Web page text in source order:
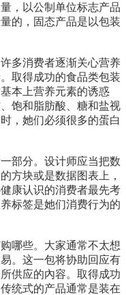
，以公制单位标志产品
的，固态产品是以包装
多消费者逐渐关心营养
取得成功的食品类包装
本上营养元素的诱惑
饱和脂肪酸、糖和盐视
，她们必须很多的蛋白
部分。设计师应当把数
方块或是数据图表上，
康认识的消费者最先考
标签是她们消费行为的
哪些。大家通常不太想
。这一包将协助回应有
供应的內容。取得成功
统式的产品通常是装在